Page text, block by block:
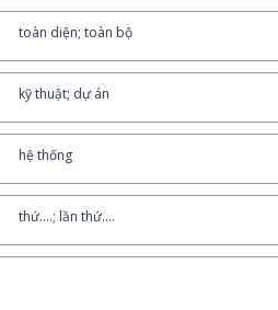
toàn diện; toàn bộ
kỹ thuật; dự án
hệ thống
thứ....; lần thứ....